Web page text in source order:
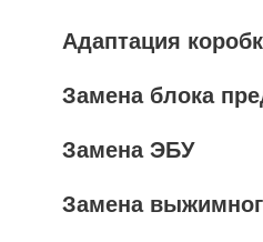
Адаптация
Замена блока
Замена ЭБУ
Замена